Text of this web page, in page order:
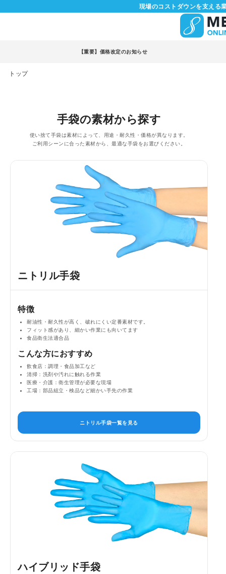
現場のコストダウンを支える
【重要】価格改定のお知らせ
トップ
手袋の素材から探す
使い捨て手袋は素材によって、用途・耐久性・価格が異なります。
ご利用シーンに合った素材から、最適な手袋をお選びください。
ニトリル手袋
特徴
耐油性・耐久性が高く、破れにくい定番素材です。
フィット感があり、細かい作業にも向いてます
食品衛生法適合品
こんな方におすすめ
飲食店：調理・食品加工など
清掃：洗剤や汚れに触れる作業
医療・介護：衛生管理が必要な現場
工場：部品組立・検品など細かい手先の作業
ニトリル手袋一覧を見る
ハイブリッド手袋